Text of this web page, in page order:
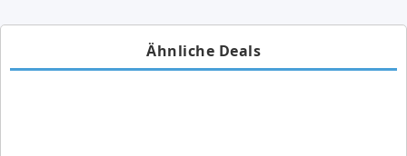
Ähnliche Deals